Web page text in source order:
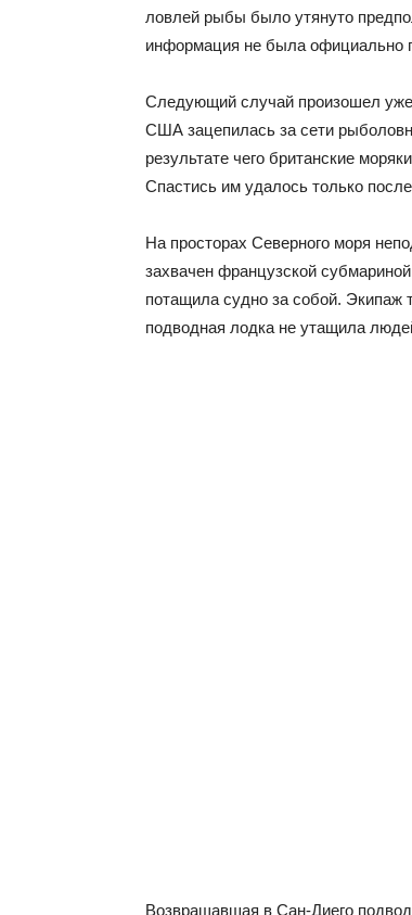
ловлей рыбы было утянуто
информация не была официально
Следующий случай произошел
США зацепилась за сети
результате чего британские
Спастись им удалось только
На просторах Северного моря
захвачен французской
потащила судно за собой. Экипаж
подводная лодка не утащила
Возвращавшая в Сан-Диего